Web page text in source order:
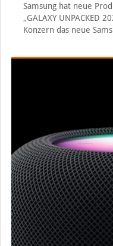
Samsung hat neue
„GALAXY UNPACKED
Konzern das neue